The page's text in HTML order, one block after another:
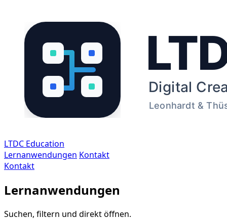
LTDC Education
Lernanwendungen Kontakt
Kontakt
Lernanwendungen
Suchen, filtern und direkt öffnen.